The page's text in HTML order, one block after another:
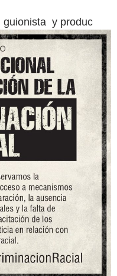
guionista y produc